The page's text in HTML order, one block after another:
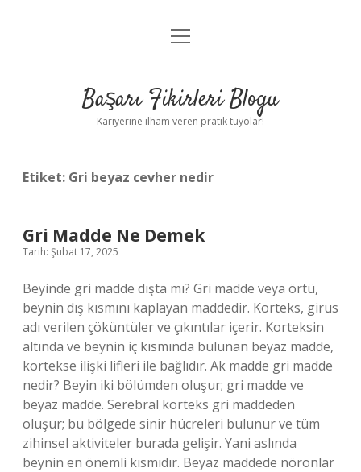
Anasayfa
Yasal Uyarı
menüyü
Başarı Fikirleri Blogu
Kariyerine ilham veren pratik tüyolar!
Etiket: Gri beyaz cevher nedir
Gri Madde Ne Demek
Tarih: Şubat 17, 2025
Beyinde gri madde dışta mı? Gri madde veya örtü,
beynin dış kısmını kaplayan maddedir. Korteks, girus
adı verilen çöküntüler ve çıkıntılar içerir. Korteksin
altında ve beynin iç kısmında bulunan beyaz madde,
kortekse ilişki lifleri ile bağlıdır. Ak madde gri madde
nedir? Beyin iki bölümden oluşur; gri madde ve
beyaz madde. Serebral korteks gri maddeden
oluşur; bu bölgede sinir hücreleri bulunur ve tüm
zihinsel aktiviteler burada gelişir. Yani aslında
beynin en önemli kısmıdır. Beyaz maddede nöronlar